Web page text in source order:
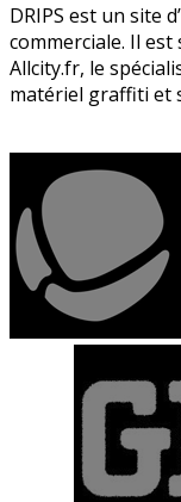
DRIPS est un site
commerciale. Il
Allcity.fr, le
matériel graffiti et